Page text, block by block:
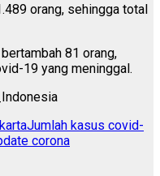
orang, sehingga total
81 orang,
19 yang meninggal.
Jumlah kasus covid-
corona